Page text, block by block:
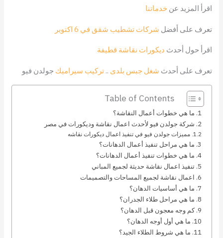
اقرأ المزيد عن خدماتنا
تعرف على أفضل شركات تشطيب شقق في 6 اكتوبر
اقرأ حول أحدث ديكورات نقاشة قطيفة
تعرف على أحدث شغل جبس بلدى ..تركيب سيراميك جولدن فيو
Table of Contents
ما هي خطوات أعمال النقاشة؟
شركة جولدن فيو لأحدث اعمال نقاشة وديكورات في مصر
مميزات جولدن فيو في تنفيذ اعمال ديكورات نقاشه
ما هي مراحل تنفيذ أعمال الدهانات؟
ما هي خطوات تنفيذ أعمال الدهانات؟
تنفيذ اعمال نقاشة حديثة لجميع المباني
اعمال نقاشة لجميع المساحات والتصميمات
ما هي أساسيات الدهان؟
ما هي مراحل طلاء الجدران؟
كم وجه معجون قبل الدهان؟
ما هي أول أوجه الدهان؟
ما هي شروط الطلاء الجيد؟